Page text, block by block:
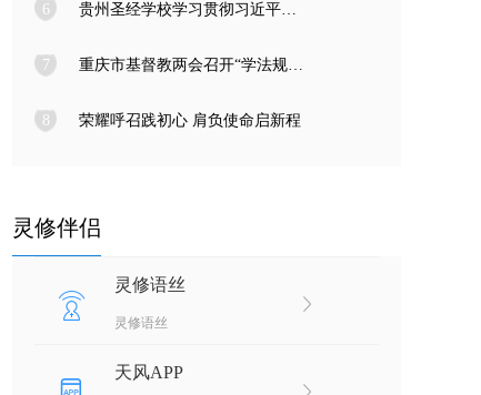
6 贵州圣经学校学习贯彻习近平总书记在庆祝中国共产党成立105周年大会上的重要讲话精神
7 重庆市基督教两会召开“学法规、守戒律、重修为、树形象” 教育活动总结会
8 荣耀呼召践初心 肩负使命启新程
灵修伴侣
灵修语丝
灵修语丝
天风APP